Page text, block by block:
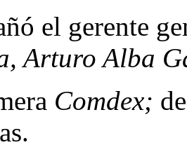
el gerente
Arturo Alba
Comdex;